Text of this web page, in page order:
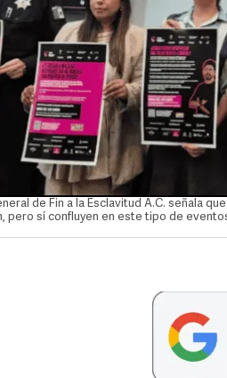
de Fin a la Esclavitud A.C. señala
pero sí confluyen en este tipo de